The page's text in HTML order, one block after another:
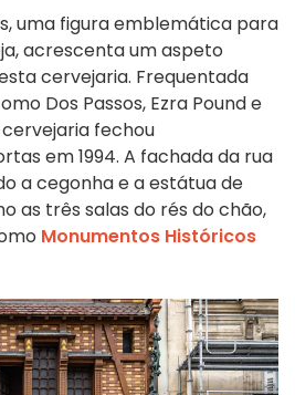
uma figura emblemática para
acrescenta um aspeto
cervejaria. Frequentada
Dos Passos, Ezra Pound e
fechou
em 1994. A fachada da rua
a cegonha e a estátua de
as três salas do rés do chão,
Monumentos Históricos